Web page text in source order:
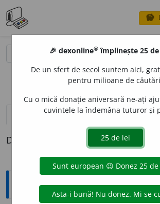
savings
definiții (1) pronunțievolume_up (1)
Definiția cu ID-ul 856506:
Explicative DEX
🎉 dexonline® împlinește 25 de
De un sfert de secol suntem aici,
pentru milioane de
Cu o mică donație aniversară ne-ați
cuvintele la îndemâna tuturor și